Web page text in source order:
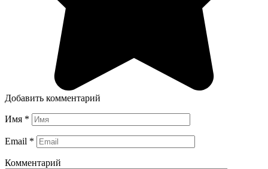
Добавить комментарий
Имя *
Email *
Комментарий